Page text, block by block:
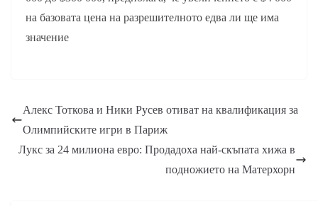
на базовата цена на разрешителното едва ли ще има
значение
Алекс Тоткова и Ники Русев отиват на квалификация за
Олимпийските игри в Париж
Лукс за 24 милиона евро: Продадоха най-скъпата хижа в
подножието на Матерхорн